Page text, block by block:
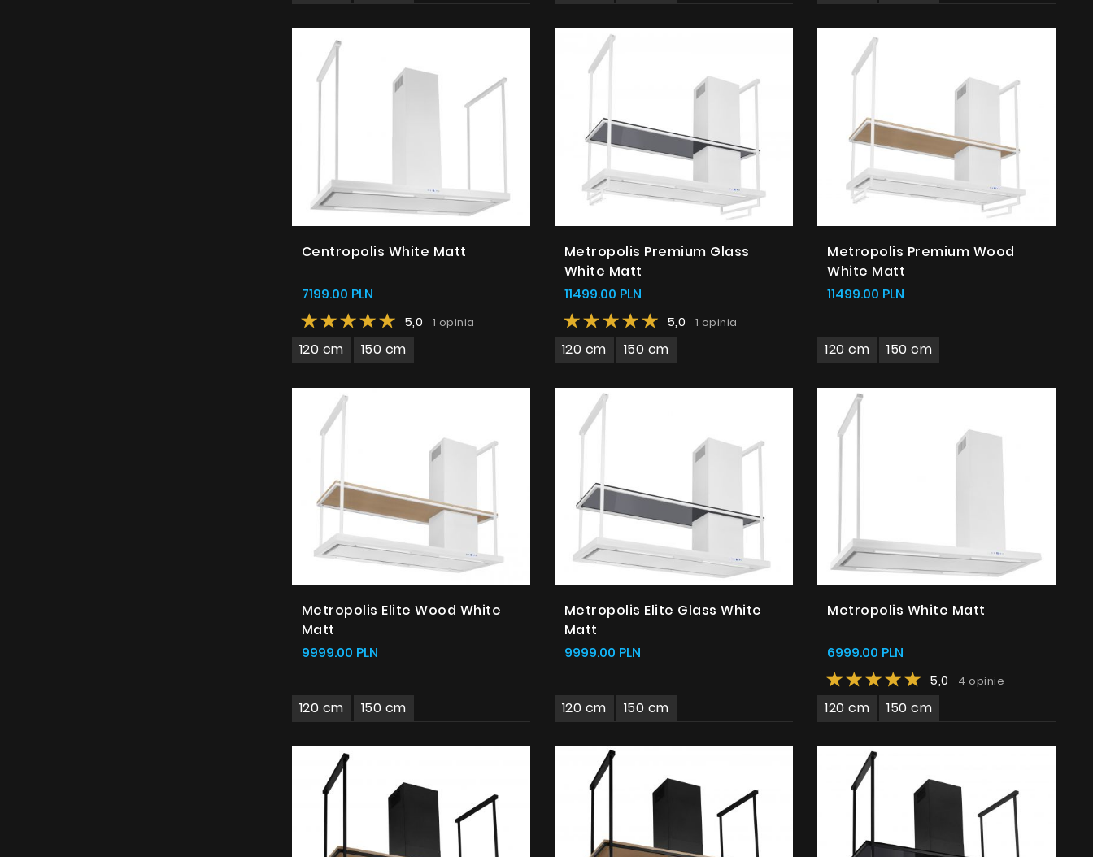
Centropolis White Matt
7199.00 PLN
5,0 1 opinia
120 cm 150 cm
Metropolis Premium Glass
White Matt
11499.00 PLN
5,0 1 opinia
120 cm 150 cm
Metropolis Premium Wood
White Matt
11499.00 PLN
120 cm 150 cm
Metropolis Elite Wood White
Matt
9999.00 PLN
120 cm 150 cm
Metropolis Elite Glass White
Matt
9999.00 PLN
120 cm 150 cm
Metropolis White Matt
6999.00 PLN
5,0 4 opinie
120 cm 150 cm